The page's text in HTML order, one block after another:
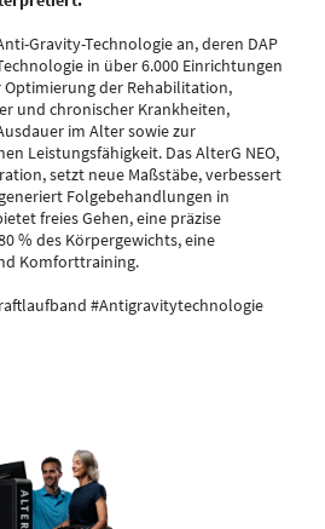
Gravity-Technologie an, deren DAP
in über 6.000 Einrichtungen
der Rehabilitation,
und chronischer Krankheiten,
im Alter sowie zur
Leistungsfähigkeit. Das AlterG NEO,
setzt neue Maßstäbe, verbessert
Folgebehandlungen in
freies Gehen, eine präzise
% des Körpergewichts, eine
Komforttraining.
#Antigravitytechnologie